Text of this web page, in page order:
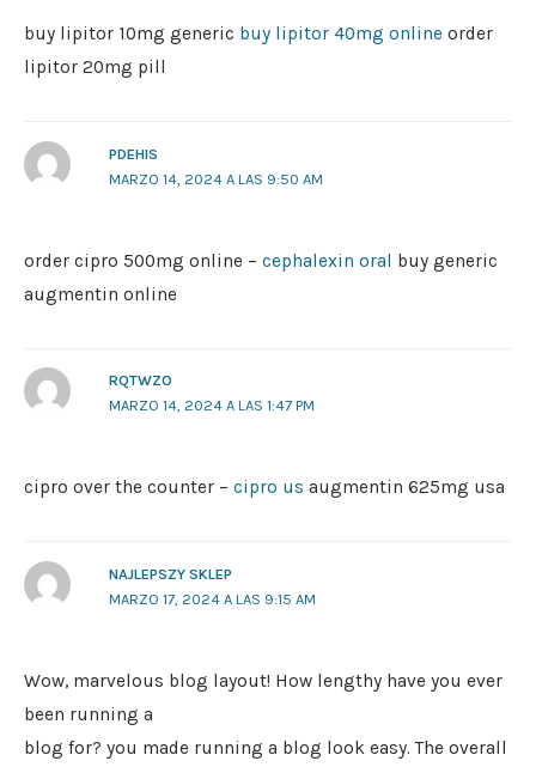
buy lipitor 10mg generic buy lipitor 40mg online order
lipitor 20mg pill
PDEHIS
MARZO 14, 2024 A LAS 9:50 AM
order cipro 500mg online – cephalexin oral buy generic
augmentin online
RQTWZO
MARZO 14, 2024 A LAS 1:47 PM
cipro over the counter – cipro us augmentin 625mg usa
NAJLEPSZY SKLEP
MARZO 17, 2024 A LAS 9:15 AM
Wow, marvelous blog layout! How lengthy have you ever
been running a
blog for? you made running a blog look easy. The overall